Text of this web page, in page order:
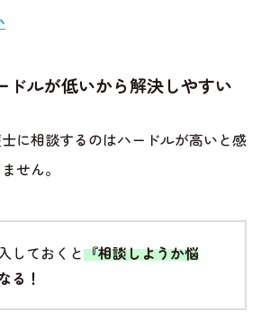
ドルが低いから解決しやすい
に相談するのはハードルが高いと感
せん。
しておくと『相談しようか悩
る！